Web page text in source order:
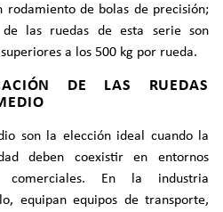
de bolas de precisión;
las ruedas de esta serie son
a los 500 kg por rueda.
DE LAS RUEDAS
son la elección ideal cuando la
deben coexistir en entornos
comerciales. En la industria
equipan equipos de transporte,